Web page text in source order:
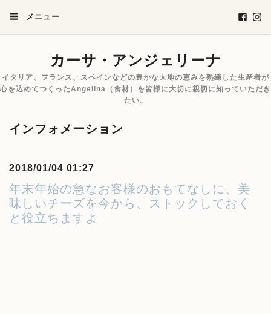
メニュー
カーサ・アンジェリーナ
イタリア、フランス、スペインなどの豊かな大地の恵みを熟練した生産者が
心を込めてつくったAngelina（食材）を皆様に大切に親切に知っていただき
たい。
インフォメーション
2018/01/04 01:27
年末年始の急なお客様のおもてなしに、美
味しいチーズを今から、ストックしておく
と役立ちますよ